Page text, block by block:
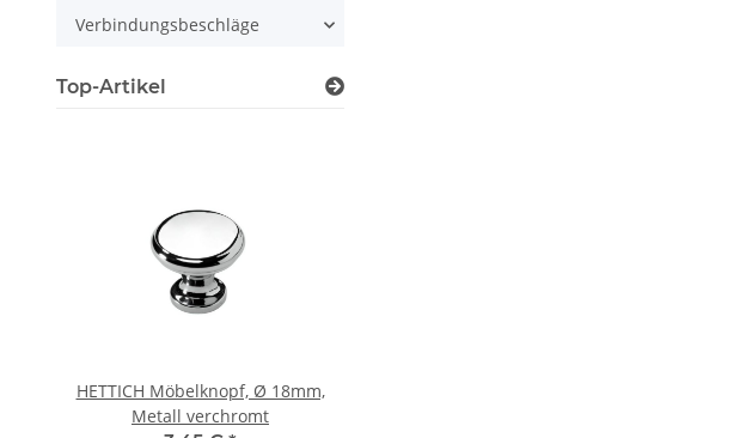
Verbindungsbeschläge
Top-Artikel
HETTICH Möbelknopf, Ø 18mm,
Metall verchromt